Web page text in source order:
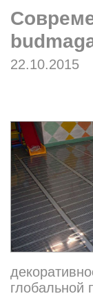
22.10.2015
глобальной